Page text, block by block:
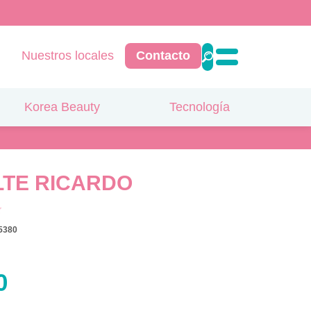
Nuestros locales Contacto
Korea Beauty Tecnología
RICARDO